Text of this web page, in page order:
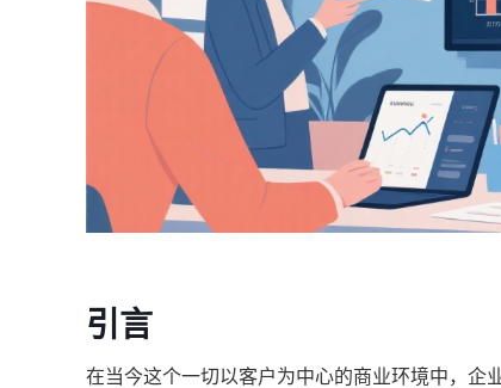
引言
在当今这个一切以客户为中心的商业环境中，企